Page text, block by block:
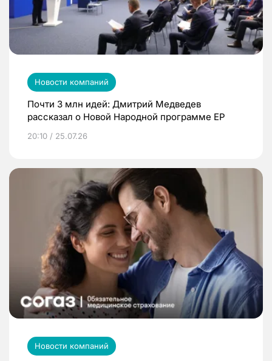
Новости компаний
Почти 3 млн идей: Дмитрий Медведев
рассказал о Новой Народной программе ЕР
20:10 / 25.07.26
Новости компаний